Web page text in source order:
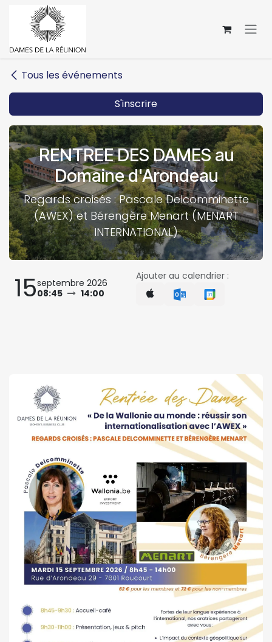
Se rendre au contenu
Tous les événements
S'inscrire
RENTREE DES DAMES au
Domaine d'Arondeau
Regards croisés : Pascale Delcomminette
(AWEX) et Bérengère Menart (MENART
INTERNATIONAL)
15septembre 2026
08:45
14:00
Ajouter au calendrier :